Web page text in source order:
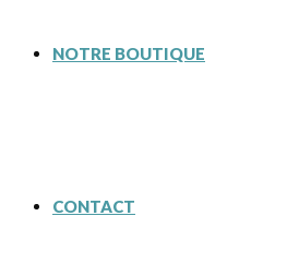
NOTRE BOUTIQUE
CONTACT